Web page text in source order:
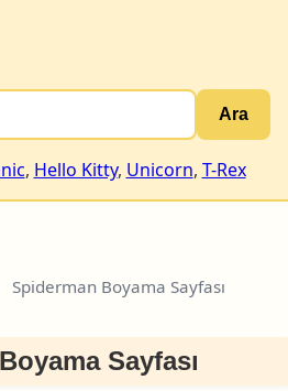
Ara
, Hello Kitty, Unicorn, T-Rex
Spiderman Boyama Sayfası
Sayfası